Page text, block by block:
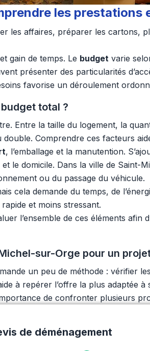
les prestations
les affaires, préparer les cartons,
gain de temps. Le budget varie
présenter des particularités
favorise un déroulement
total ?
Entre la taille du logement, la
Comprendre ces facteurs
, l’emballage et la manutention.
le domicile. Dans la ville de Saint-
ou du passage du véhicule.
cela demande du temps, de
et moins stressant.
l’ensemble de ces éléments
sur-Orge pour un
un peu de méthode : vérifier
à repérer l’offre la plus adaptée
de confronter plusieurs
de déménagement